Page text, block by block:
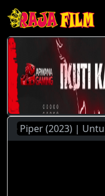
Piper (2023) | Untuk